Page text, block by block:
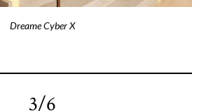
Dreame Cyber X
3/6